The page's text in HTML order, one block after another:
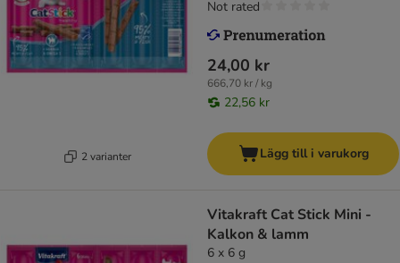
2 varianter
24,00 kr
666,70 kr / kg
22,56 kr
Not rated
Lägg till i varukorg
Vitakraft Cat Stick Mini -
Kalkon & lamm
6 x 6 g